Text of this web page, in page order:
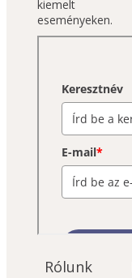
Rólunk
kiemelt
eseményeken.